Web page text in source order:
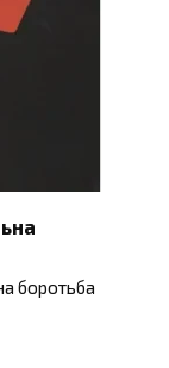
боротьба